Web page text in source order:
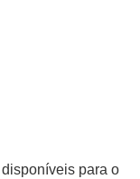
disponíveis para o